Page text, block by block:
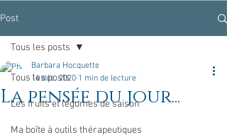
Post
Tous les posts
Les fruits et légumes de saison
Ma boîte à outils thérapeutiques
Tous les posts
La pensée du jour...
Barbara Hocquette
14 déc. 2020 1 min de lecture